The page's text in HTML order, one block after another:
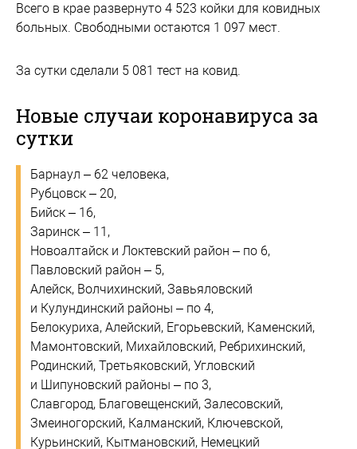
Всего в крае развернуто 4 523 койки для ковидных
больных. Свободными остаются 1 097 мест.
За сутки сделали 5 081 тест на ковид.
Новые случаи коронавируса за
сутки
Барнаул – 62 человека,
Рубцовск – 20,
Бийск – 16,
Заринск – 11,
Новоалтайск и Локтевский район – по 6,
Павловский район – 5,
Алейск, Волчихинский, Завьяловский
и Кулундинский районы – по 4,
Белокуриха, Алейский, Егорьевский, Каменский,
Мамонтовский, Михайловский, Ребрихинский,
Родинский, Третьяковский, Угловский
и Шипуновский районы – по 3,
Славгород, Благовещенский, Залесовский,
Змеиногорский, Калманский, Ключевской,
Курьинский, Кытмановский, Немецкий